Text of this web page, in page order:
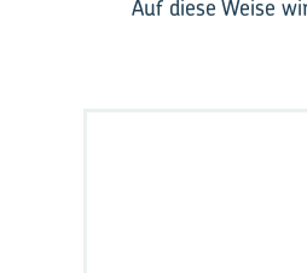
Auf diese Weise